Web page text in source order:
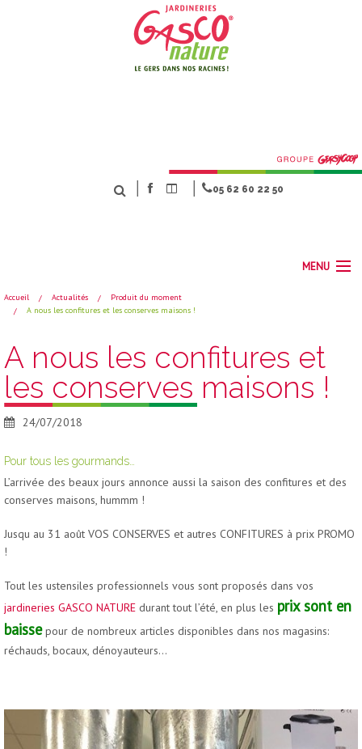
05 62 60 22 50
MENU
ACCUEIL
SERVICES
NOS MAGASINS
ACTUALITÉS
CONTACT JARDINERIES GASCO NATURE
Accueil Actualités
Produit du moment
A nous les confitures et les conserves maisons !
A nous les confitures et
les conserves maisons !
24/07/2018
Pour tous les gourmands…
L’arrivée des beaux jours annonce aussi la saison des confitures et des
conserves maisons, hummm !
Jusqu au 31 août VOS CONSERVES et autres CONFITURES à prix PROMO
!
Tout les ustensiles professionnels vous sont proposés dans vos
jardineries GASCO NATURE durant tout l’été, en plus les prix sont en
baissepour de nombreux articles disponibles dans nos magasins:
réchauds, bocaux, dénoyauteurs…